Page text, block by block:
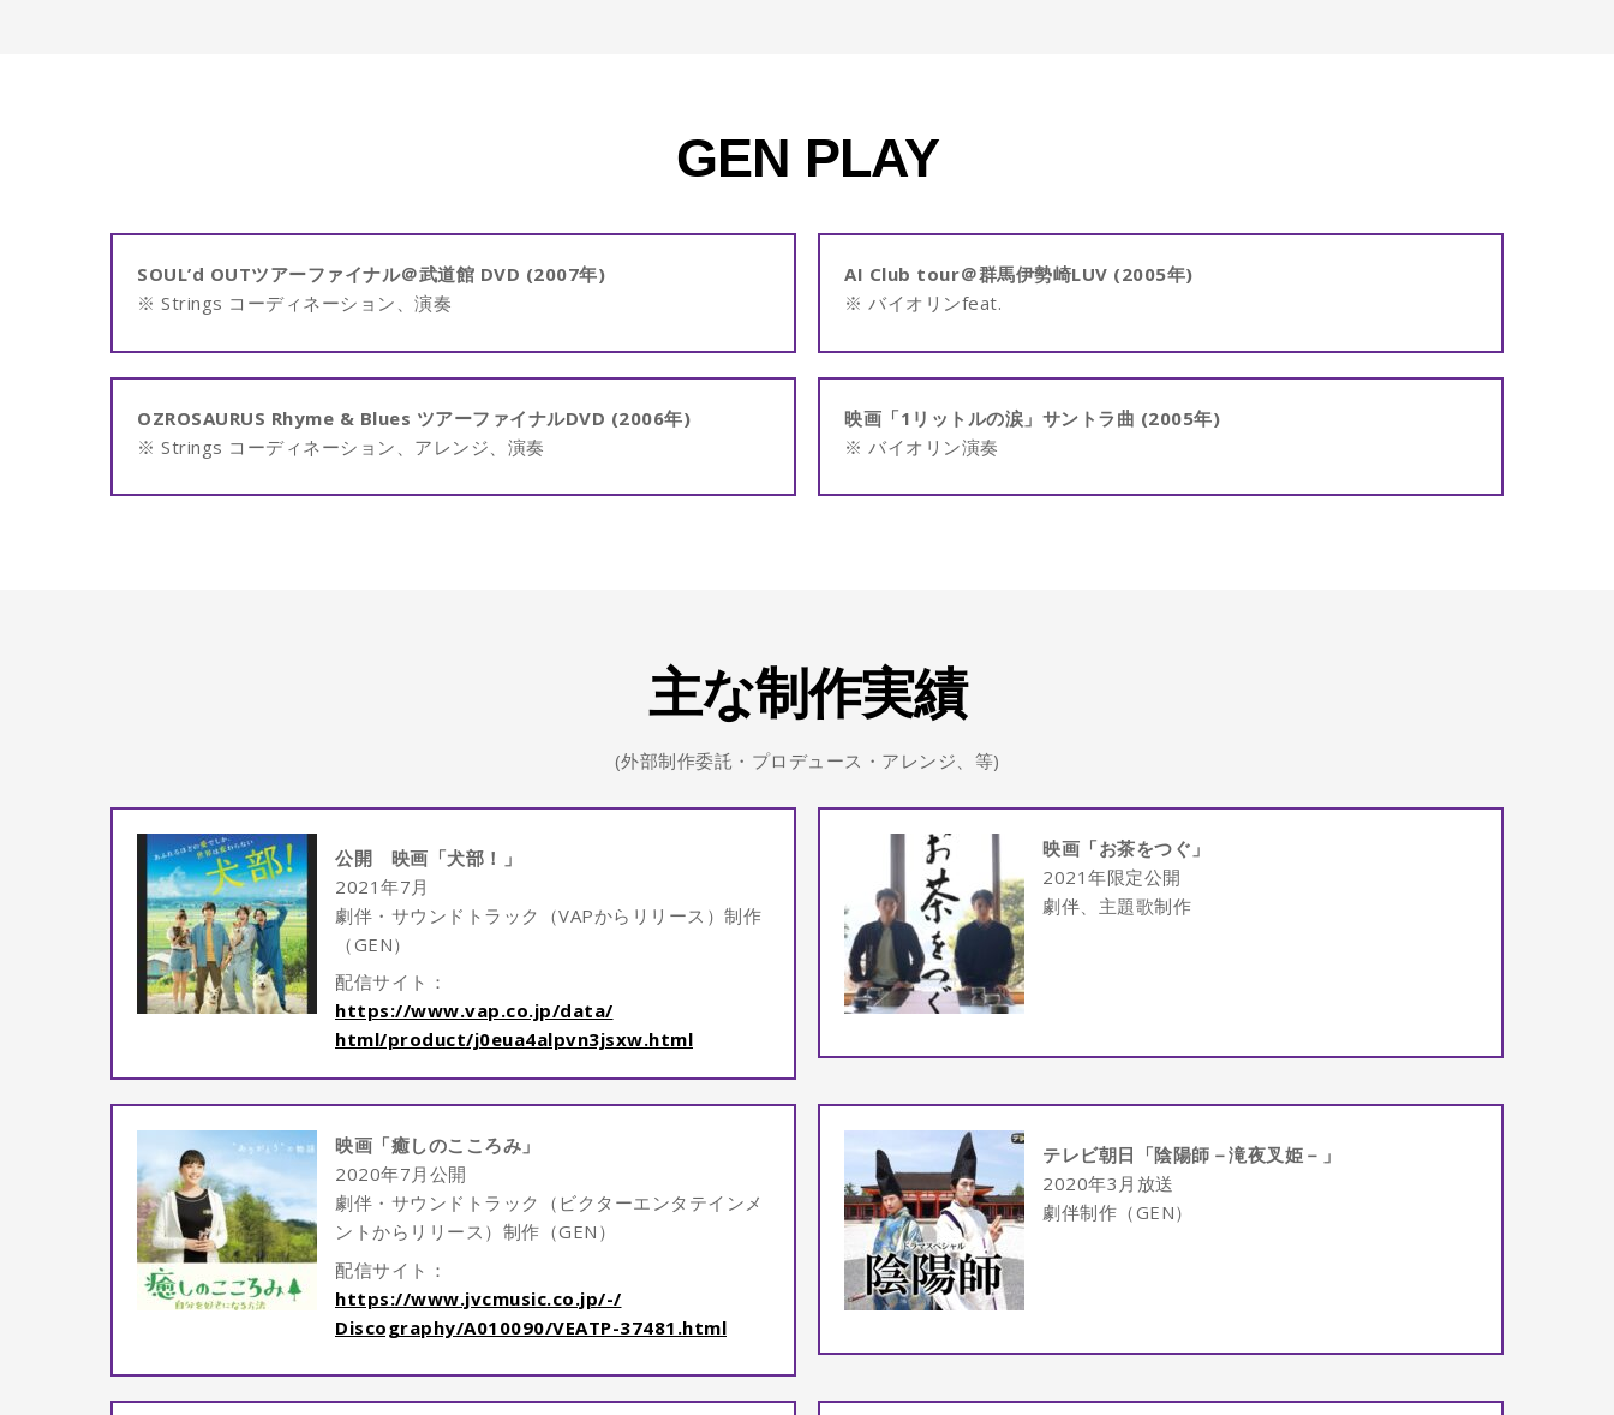
GEN PLAY
SOUL’d OUTツアーファイナル＠武道館 DVD (2007年)
※ Strings コーディネーション、演奏
OZROSAURUS Rhyme & Blues ツアーファイナルDVD (2006年)
※ Strings コーディネーション、アレンジ、演奏
AI Club tour＠群馬伊勢崎LUV (2005年)
※ バイオリンfeat.
映画「1リットルの涙」サントラ曲 (2005年)
※ バイオリン演奏
主な制作実績
(外部制作委託・プロデュース・アレンジ、等)
公開 映画「犬部！」
2021年7月
劇伴・サウンドトラック（VAPからリリース）制作
（GEN）
配信サイト：
https://www.vap.co.jp/data/
html/product/j0eua4alpvn3jsxw.html
映画「お茶をつぐ」
2021年限定公開
劇伴、主題歌制作
映画「癒しのこころみ」
2020年7月公開
劇伴・サウンドトラック（ ビクターエンタテインメ
ントからリリース）制作（GEN）
配信サイト：
https://www.jvcmusic.co.jp/-/
Discography/A010090/VEATP-37481.html
テレビ朝日「陰陽師－滝夜叉姫－」
2020年3月放送
劇伴制作（GEN）